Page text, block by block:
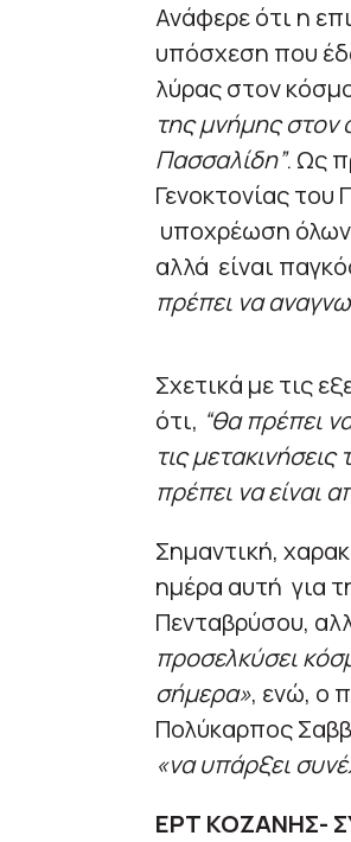
Ανάφερε ότι η
υπόσχεση που
λύρας στον
της μνήμης στον
Πασσαλίδη”. Ως
Γενοκτονίας του
υποχρέωση όλων
αλλά είναι
πρέπει να
Σχετικά με τις
ότι, “θα πρέπει
τις
πρέπει να είναι
Σημαντική,
ημέρα αυτή για
Πενταβρύσου,
προσελκύσει
σήμερα», ενώ, ο
Πολύκαρπος
«να υπάρξει
ΕΡΤ ΚΟΖΑΝΗΣ-